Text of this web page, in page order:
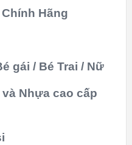
Chính Hãng
gái / Bé Trai / Nữ
và Nhựa cao cấp